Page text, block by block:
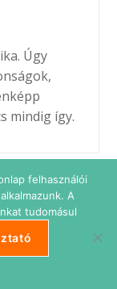
Úgy
mindig így.
beállítások
felhasználói
A
tudomásul